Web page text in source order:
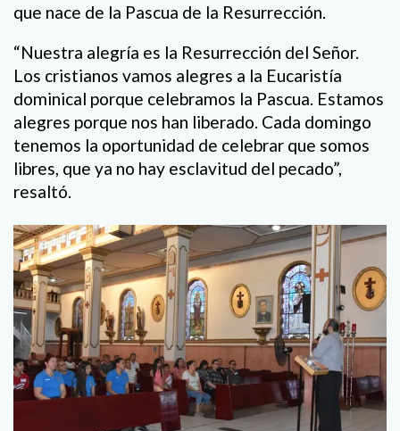
que nace de la Pascua de la Resurrección.
“Nuestra alegría es la Resurrección del Señor.
Los cristianos vamos alegres a la Eucaristía
dominical porque celebramos la Pascua. Estamos
alegres porque nos han liberado. Cada domingo
tenemos la oportunidad de celebrar que somos
libres, que ya no hay esclavitud del pecado”,
resaltó.